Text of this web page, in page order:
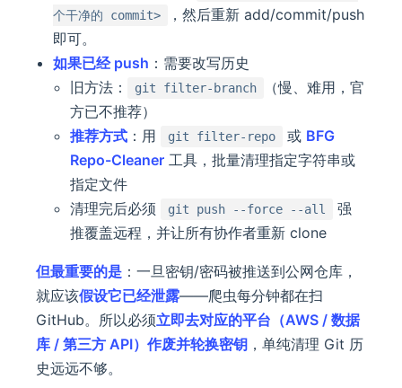
个干净的 commit>
，然后重新 add/commit/push
即可。
如果已经 push ：需要改写历史
旧方法：
git filter-branch
（慢、难用，官
方已不推荐）
推荐方式 ：用 git filter-repo 或 BFG
Repo-Cleaner 工具，批量清理指定字符串或
指定文件
清理完后必须
git push --force --all
强
推覆盖远程，并让所有协作者重新 clone
但最重要的是 ：一旦密钥/密码被推送到公网仓库，
就应该假设它已经泄露——爬虫每分钟都在扫
GitHub。所以必须立即去对应的平台（AWS / 数据
库 / 第三方 API）作废并轮换密钥 ，单纯清理 Git 历
史远远不够。